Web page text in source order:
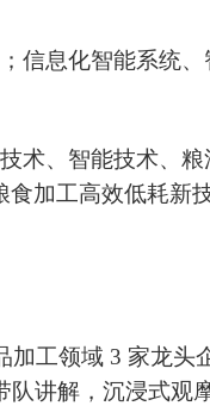
信息化智能系统、
术、智能技术、 粮
食加工高效低耗新
加工领域 3 家龙头
队讲解，沉浸式观